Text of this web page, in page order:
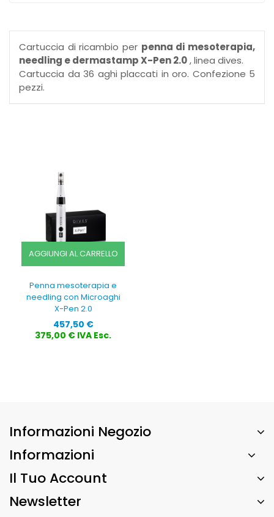
Cartuccia di ricambio per penna di mesoterapia,
needling e dermastamp X-Pen 2.0, linea dives.
Cartuccia da 36 aghi placcati in oro. Confezione 5
pezzi.
AGGIUNGI AL CARRELLO
Penna mesoterapia e
needling con Microaghi
X-Pen 2.0
Prezzo
457,50 €
375,00 € IVA Esc.
Informazioni Negozio
Informazioni
Il Tuo Account
Newsletter